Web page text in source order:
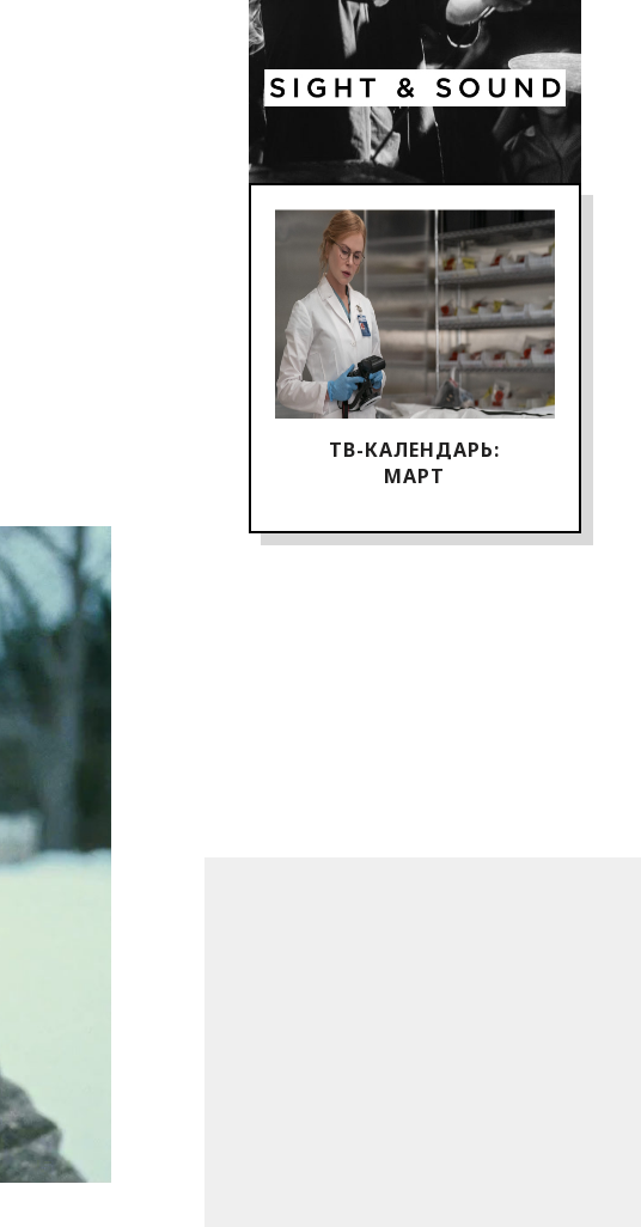
ТВ-КАЛЕНДАРЬ:
МАРТ